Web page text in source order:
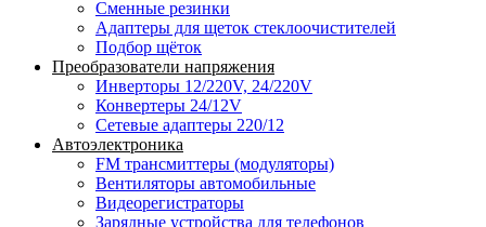
Сменные резинки
Адаптеры для щеток стеклоочистителей
Подбор щёток
Преобразователи напряжения
Инверторы 12/220V, 24/220V
Конвертеры 24/12V
Сетевые адаптеры 220/12
Автоэлектроника
FM трансмиттеры (модуляторы)
Вентиляторы автомобильные
Видеорегистраторы
Зарядные устройства для телефонов